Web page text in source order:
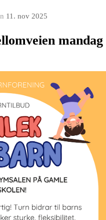
11. nov 2025
mandag